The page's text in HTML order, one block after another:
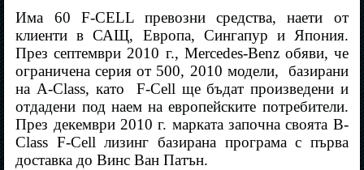
Има 60 F-CELL превозни средства, наети от
клиенти в САЩ, Европа, Сингапур и Япония.
През септември 2010 г., Mercedes-Benz обяви, че
ограничена серия от 500, 2010 модели,
базирани
на A-Class, като
F-Cell ще бъдат произведени и
отдадени под наем на европейските потребители.
През декември 2010 г. марката започна своята B-
Class F-Cell лизинг базирана програма с първа
доставка до Винс Ван Патън.